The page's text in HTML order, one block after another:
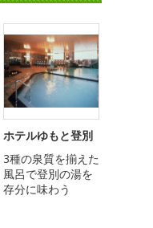
ホテルゆもと登別
3種の泉質を揃えた
風呂で登別の湯を
存分に味わう